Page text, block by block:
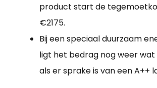
product start de
€2175.
Bij een speciaal duurzaam
ligt het bedrag nog weer
als er sprake is van een A++